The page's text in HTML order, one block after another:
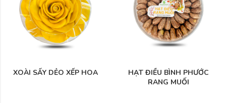
XOÀI SẤY DẺO XẾP HOA
HẠT ĐIỀU BÌNH PHƯỚC
RANG MUỐI